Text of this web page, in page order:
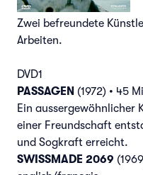
Zwei befreundete
Arbeiten.
DVD1
PASSAGEN (1972) • 45
Ein aussergewöhnlicher
einer Freundschaft
und Sogkraft erreicht.
SWISSMADE 2069